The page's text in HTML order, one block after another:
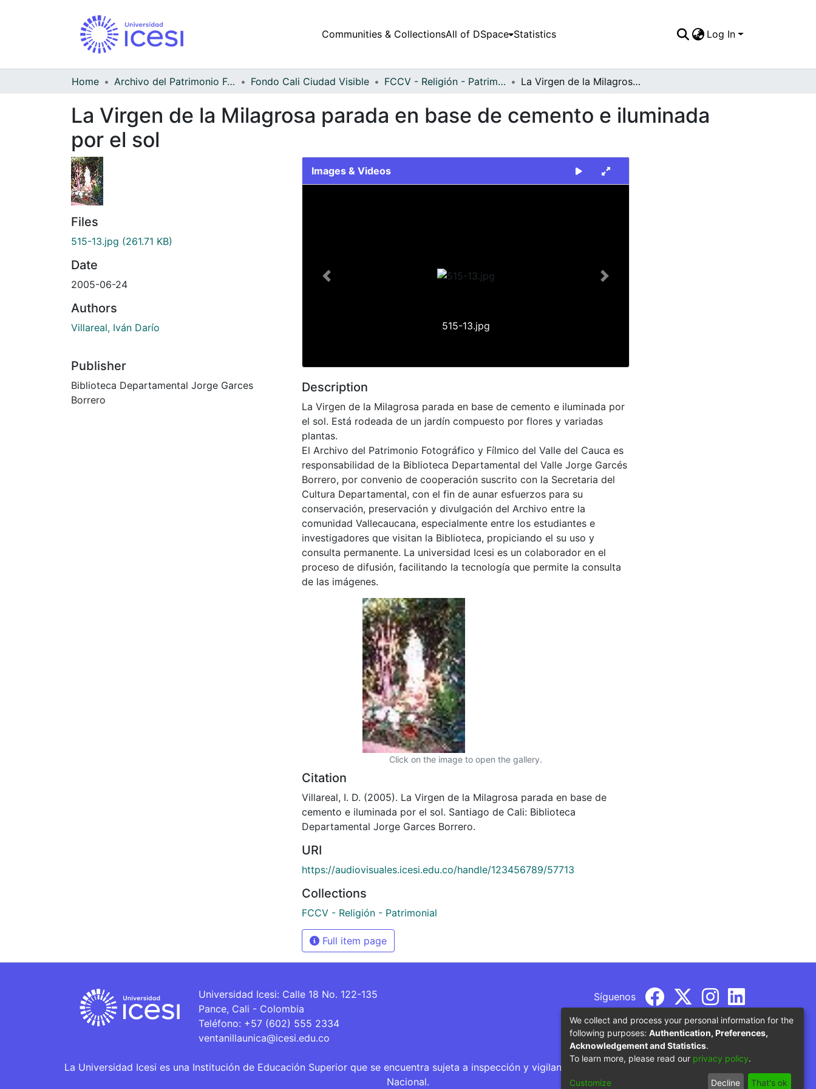
Communities & CollectionsAll of DSpace Statistics Log In
Home Archivo del Patrimonio Fotográfico y Fílmico del Valle del Cauca Fondo Cali Ciudad Visible FCCV - Religión - Patrimonial La Virgen de la Milagrosa parada en base de cemento e iluminada por el sol
La Virgen de la Milagrosa parada en base de cemento e iluminada
por el sol
Files
515-13.jpg (261.71 KB)
Date
2005-06-24
Authors
Villareal, Iván Darío
Publisher
Biblioteca Departamental Jorge Garces
Borrero
Images & Videos
515-13.jpg
Previous Next
Description
La Virgen de la Milagrosa parada en base de cemento e iluminada por
el sol. Está rodeada de un jardín compuesto por flores y variadas
plantas.
El Archivo del Patrimonio Fotográfico y Fílmico del Valle del Cauca es
responsabilidad de la Biblioteca Departamental del Valle Jorge Garcés
Borrero, por convenio de cooperación suscrito con la Secretaria del
Cultura Departamental, con el fin de aunar esfuerzos para su
conservación, preservación y divulgación del Archivo entre la
comunidad Vallecaucana, especialmente entre los estudiantes e
investigadores que visitan la Biblioteca, propiciando el su uso y
consulta permanente. La universidad Icesi es un colaborador en el
proceso de difusión, facilitando la tecnología que permite la consulta
de las imágenes.
Click on the image to open the gallery.
Citation
Villareal, I. D. (2005). La Virgen de la Milagrosa parada en base de
cemento e iluminada por el sol. Santiago de Cali: Biblioteca
Departamental Jorge Garces Borrero.
URI
https://audiovisuales.icesi.edu.co/handle/123456789/57713
Collections
FCCV - Religión - Patrimonial
Full item page
Universidad Icesi: Calle 18 No. 122-135
Pance, Cali - Colombia
Teléfono: +57 (602) 555 2334
ventanillaunica@icesi.edu.co
Síguenos
La Universidad Icesi es una Institución de Educación Superior que se encuentra sujeta a inspección y vigilancia por parte del Ministerio de Educación
Nacional.
We collect and process your personal information for the
following purposes: Authentication, Preferences,
Acknowledgement and Statistics.
To learn more, please read our privacy policy.
Customize Decline That's ok